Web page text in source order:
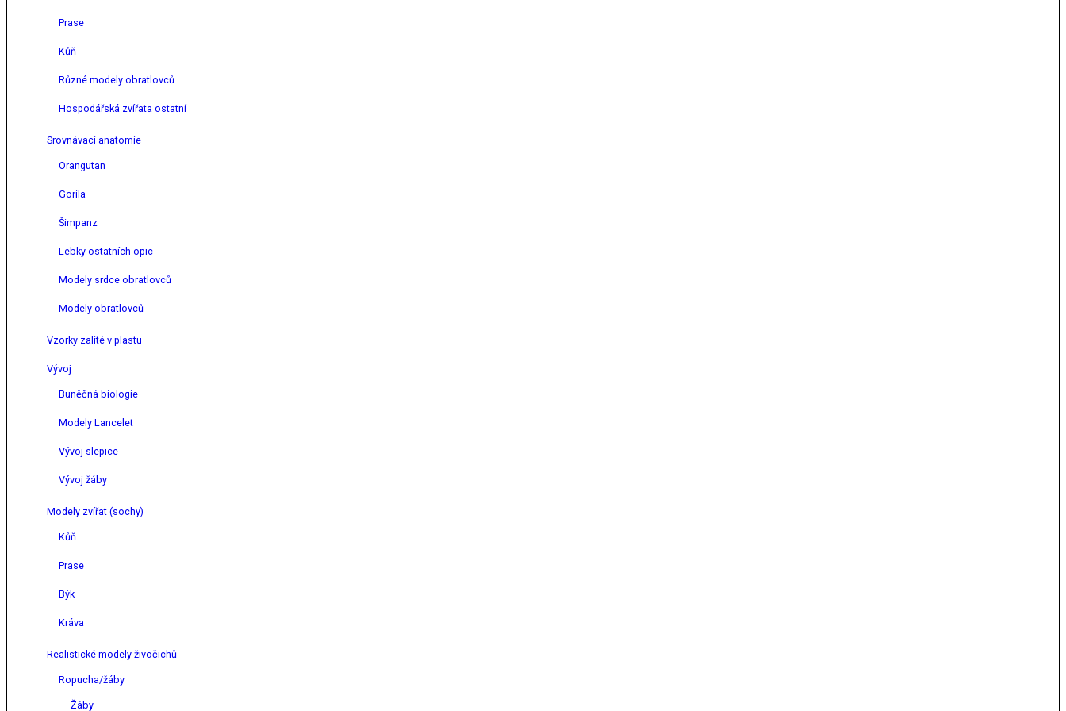
Prase
Kůň
Různé modely obratlovců
Hospodářská zvířata ostatní
Srovnávací anatomie
Orangutan
Gorila
Šimpanz
Lebky ostatních opic
Modely srdce obratlovců
Modely obratlovců
Vzorky zalité v plastu
Vývoj
Buněčná biologie
Modely Lancelet
Vývoj slepice
Vývoj žáby
Modely zvířat (sochy)
Kůň
Prase
Býk
Kráva
Realistické modely živočichů
Ropucha/žáby
Žáby